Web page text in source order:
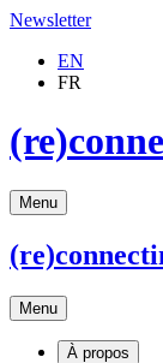
Newsletter
EN
FR
Menu
Menu
À propos